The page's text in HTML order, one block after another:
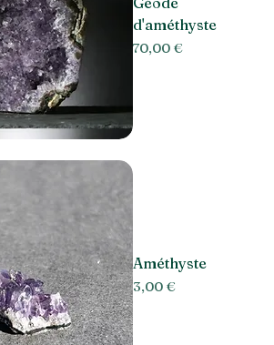
d'améthyste
Prix
70,00 €
Améthyste
Prix
3,00 €